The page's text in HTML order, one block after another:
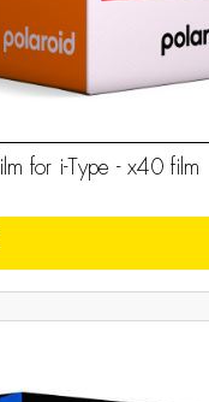
for i-Type - x40 film